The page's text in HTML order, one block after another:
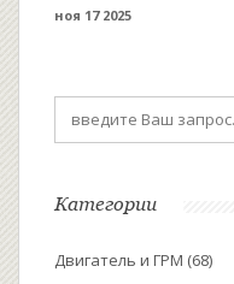
ноя 17 2025
Категории
Двигатель и ГРМ (68)